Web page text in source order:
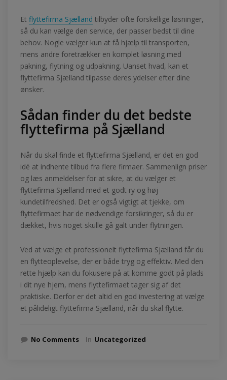
Et flyttefirma Sjælland tilbyder ofte forskellige løsninger,
så du kan vælge den service, der passer bedst til dine
behov. Nogle vælger kun at få hjælp til transporten,
mens andre foretrækker en komplet løsning med
pakning, flytning og udpakning. Uanset hvad, kan et
flyttefirma Sjælland tilpasse deres ydelser efter dine
ønsker.
Sådan finder du det bedste
flyttefirma på Sjælland
Når du skal finde et flyttefirma Sjælland, er det en god
idé at indhente tilbud fra flere firmaer. Sammenlign priser
og læs anmeldelser for at sikre, at du vælger et
flyttefirma Sjælland med et godt ry og høj
kundetilfredshed. Det er også vigtigt at tjekke, om
flyttefirmaet har de nødvendige forsikringer, så du er
dækket, hvis noget skulle gå galt under flytningen.
Ved at vælge et professionelt flyttefirma Sjælland får du
en flytteoplevelse, der er både tryg og effektiv. Med den
rette hjælp kan du fokusere på at komme godt på plads
i dit nye hjem, mens flyttefirmaet tager sig af det
praktiske. Derfor er det altid en god investering at vælge
et pålideligt flyttefirma Sjælland, når du skal flytte.
No Comments In Uncategorized